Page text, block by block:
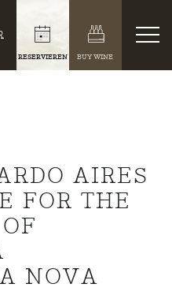
RESERVIEREN BUY WINE
AIRES
FOR THE
NOVA